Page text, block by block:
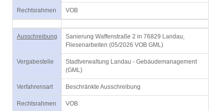
Rechtsrahmen VOB
Ausschreibung
Sanierung Waffenstraße 2 in 76829 Landau,
Fliesenarbeiten (05/2026 VOB GML)
Vergabestelle
Stadtverwaltung Landau - Gebäudemanagement
(GML)
Verfahrensart Beschränkte Ausschreibung
Rechtsrahmen VOB